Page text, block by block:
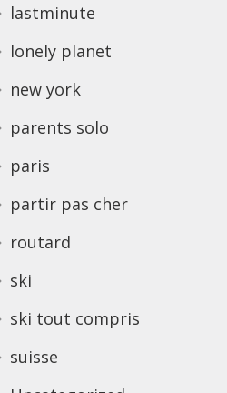
lastminute
lonely planet
new york
parents solo
paris
partir pas cher
routard
ski
ski tout compris
suisse